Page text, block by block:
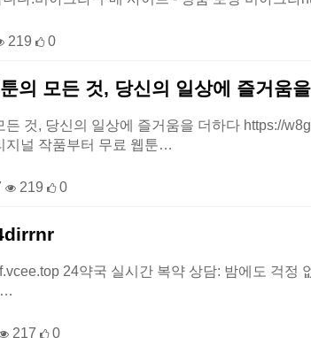
219 0
의 모든 것, 당신의 일상에 즐거움
든 것, 당신의 일상에 즐거움을 더하다 https://
지널 작품부터 무료 웹툰…
219 0
24약국 실시간 복약 상담: 밤에도 걱
…
217 0